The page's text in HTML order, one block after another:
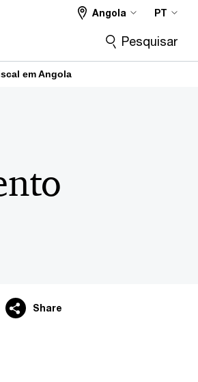
Angola PT
Pesquisar
em Angola
Share